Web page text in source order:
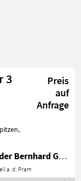
3
Preis
auf
Anfrage
-
2450
Wölfleder Bernhard GmbH
a. d. Pram